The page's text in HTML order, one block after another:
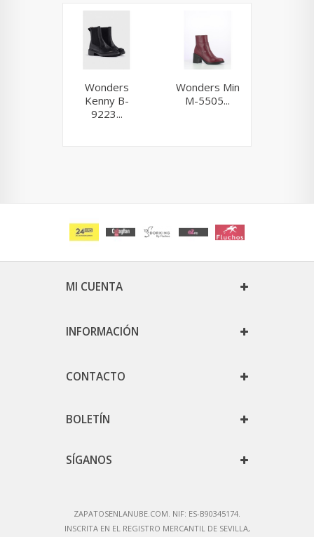
Wonders
Kenny B-
9223...
Wonders Min
M-5505...
MI CUENTA
INFORMACIÓN
CONTACTO
BOLETÍN
SÍGANOS
ZAPATOSENLANUBE.COM. NIF: ES-B90345174.
INSCRITA EN EL REGISTRO MERCANTIL DE SEVILLA,